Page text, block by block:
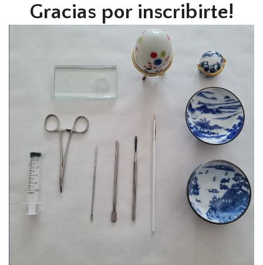
Gracias por inscribirte!